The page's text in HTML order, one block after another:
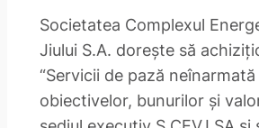
Societatea Complexul
Jiului S.A. doreşte să
“Servicii de pază neînarmată
obiectivelor, bunurilor și